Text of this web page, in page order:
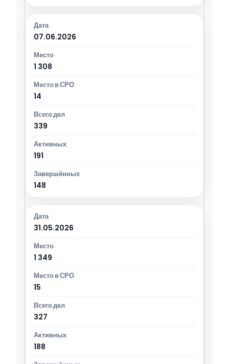
07.06.2026
1 308
14
339
191
148
31.05.2026
1 349
15
327
188